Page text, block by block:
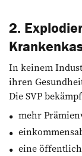
2.
In keinem
ihren
Die SVP
mehr
eine